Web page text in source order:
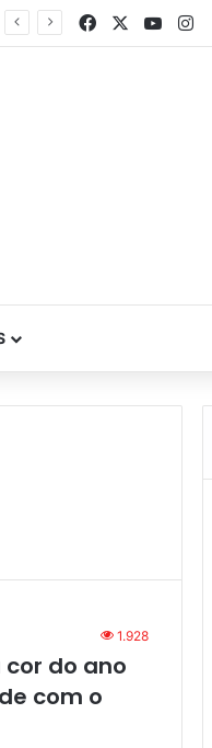
Facebook
1.928
cor do ano
com o